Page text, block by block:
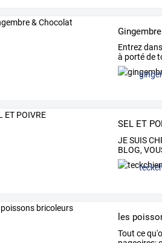
Entrez
à porté de
SEL ET
JESUIS
BLOG,
les
Tout ce